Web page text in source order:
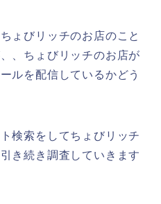
ょびリッチのお店のこと
、ちょびリッチのお店が
ルを配信しているかどう
検索をしてちょびリッチ
き続き調査していきます